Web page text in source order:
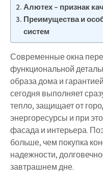
Алютех – признак
Преимущества и
систем
Современные окна
функциональной
образа дома и
сегодня выполняет
тепло, защищает от
энергоресурсы и при
фасада и интерьера.
больше, чем покупка
надежности,
завтрашнем дне.